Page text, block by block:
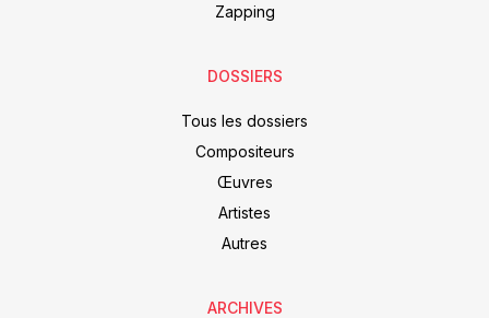
Zapping
DOSSIERS
Tous les dossiers
Compositeurs
Œuvres
Artistes
Autres
ARCHIVES